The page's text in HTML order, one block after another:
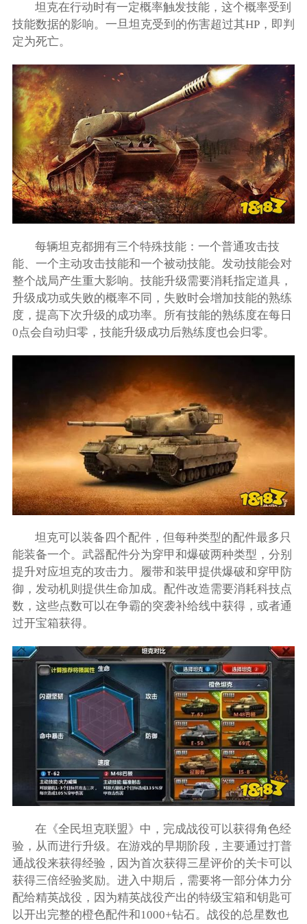
坦克在行动时有一定概率触发技能，这个概率受到
技能数据的影响。一旦坦克受到的伤害超过其HP，即判
定为死亡。
每辆坦克都拥有三个特殊技能：一个普通攻击技
能、一个主动攻击技能和一个被动技能。发动技能会对
整个战局产生重大影响。技能升级需要消耗指定道具，
升级成功或失败的概率不同，失败时会增加技能的熟练
度，提高下次升级的成功率。所有技能的熟练度在每日
0点会自动归零，技能升级成功后熟练度也会归零。
坦克可以装备四个配件，但每种类型的配件最多只
能装备一个。武器配件分为穿甲和爆破两种类型，分别
提升对应坦克的攻击力。履带和装甲提供爆破和穿甲防
御，发动机则提供生命加成。配件改造需要消耗科技点
数，这些点数可以在争霸的突袭补给线中获得，或者通
过开宝箱获得。
在《全民坦克联盟》中，完成战役可以获得角色经
验，从而进行升级。在游戏的早期阶段，主要通过打普
通战役来获得经验，因为首次获得三星评价的关卡可以
获得三倍经验奖励。进入中期后，需要将一部分体力分
配给精英战役，因为精英战役产出的特级宝箱和钥匙可
以开出完整的橙色配件和1000+钻石。战役的总星数也